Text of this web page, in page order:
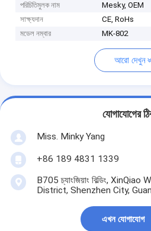
পরিচিতিমুলক নাম
Mesky, OEM
সাক্ষ্যদান
CE, RoHs
মডেল নম্বার
MK-802
আরো দেখুন
যোগাযোগের
Miss. Minky Yang
+86 189 4831 1339
B705 চ্যাংজিয়াং বিল্ডিং,
District, Shenzhen City,
এখন যোগাযোগ